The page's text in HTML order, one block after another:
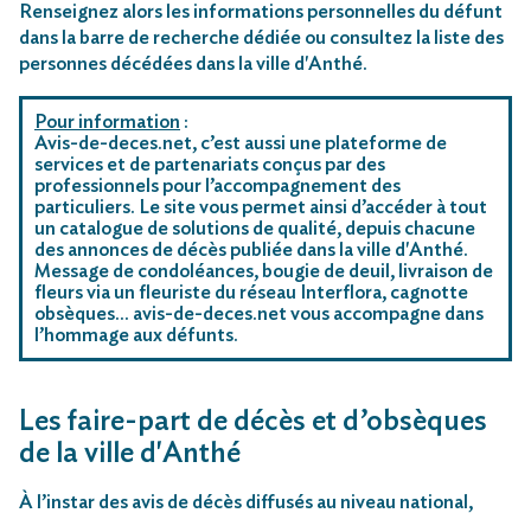
Renseignez alors les informations personnelles du défunt
dans la barre de recherche dédiée ou consultez la liste des
personnes décédées dans la ville d'Anthé.
Pour information :
Avis-de-deces.net, c’est aussi une plateforme de
services et de partenariats conçus par des
professionnels pour l’accompagnement des
particuliers. Le site vous permet ainsi d’accéder à tout
un catalogue de solutions de qualité, depuis chacune
des annonces de décès publiée dans la ville d'Anthé.
Message de condoléances, bougie de deuil, livraison de
fleurs via un fleuriste du réseau Interflora, cagnotte
obsèques… avis-de-deces.net vous accompagne dans
l’hommage aux défunts.
Les faire-part de décès et d’obsèques
de la ville d'Anthé
À l’instar des avis de décès diffusés au niveau national,